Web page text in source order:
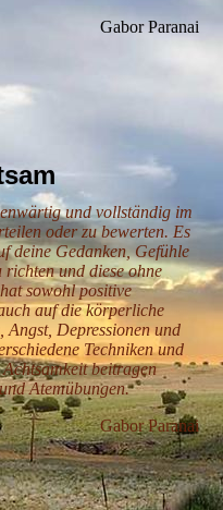
Gabor Paranai
und vollständig im
oder zu bewerten. Es
deine Gedanken, Gefühle
und diese ohne
sowohl positive
auf die körperliche
Angst, Depressionen und
Techniken und
beitragen
Atemübungen.
Paranai